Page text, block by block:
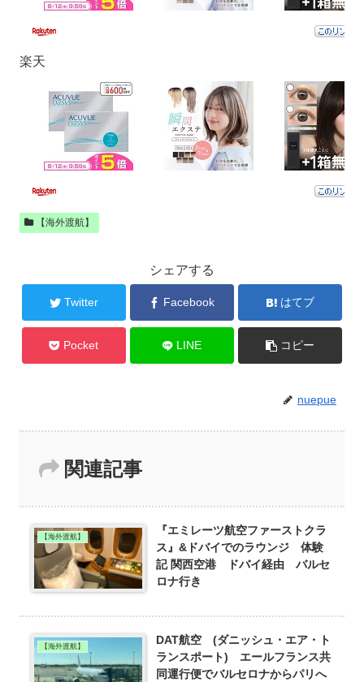
楽天
【海外渡航】
シェアする
Twitter Facebook はてブ
Pocket LINE コピー
nuepue
関連記事
【海外渡航】
『エミレーツ航空ファーストクラ
ス』&ドバイでのラウンジ 体験
記 関西空港 ドバイ経由 バルセ
ロナ行き
【海外渡航】
DAT航空 (ダニッシュ・エア・ト
ランスポート) エールフランス共
同運行便でバルセロナからパリへ